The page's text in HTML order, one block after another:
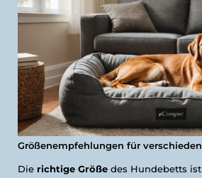
Größenempfehlungen für
Die richtige Größe des Hundebetts